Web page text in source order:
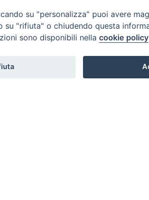
su "personalizza" puoi avere
"rifiuta" o chiudendo questa
sono disponibili nella cookie policy